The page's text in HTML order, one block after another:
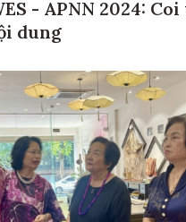
- APNN 2024:
dung